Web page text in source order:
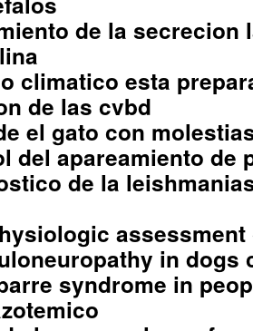
de la secrecion
climatico esta
de las cvbd
el gato con
del apareamiento de
de la
assessment
in dogs
syndrome in